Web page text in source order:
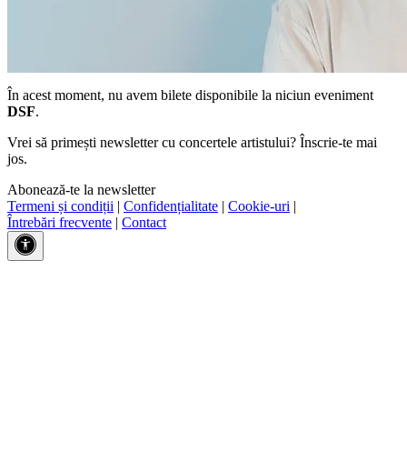
În acest moment, nu avem bilete disponibile la niciun eveniment
DSF.
Vrei să primești newsletter cu concertele artistului? Înscrie-te mai
jos.
Abonează-te la newsletter
Termeni și condiții | Confidențialitate | Cookie-uri |
Întrebări frecvente | Contact